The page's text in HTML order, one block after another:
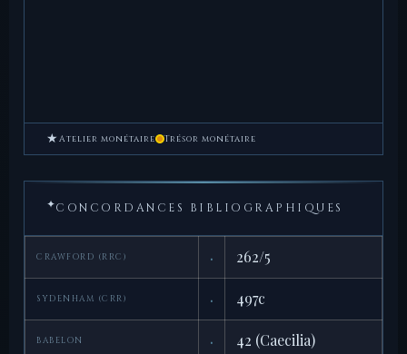
★ Atelier monétaire Trésor monétaire
✦CONCORDANCES BIBLIOGRAPHIQUES
CRAWFORD (RRC) · 262/5
SYDENHAM (CRR) · 497c
BABELON · 42 (Caecilia)